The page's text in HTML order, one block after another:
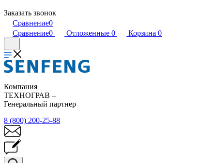
Заказать звонок
Сравнение0
Сравнение0 Отложенные 0 Корзина 0
Компания
ТЕХНОГРАВ –
Генеральный партнер
8 (800) 200-25-88